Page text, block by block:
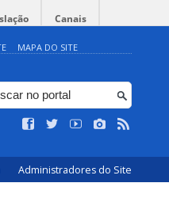
Canais
MAPA DO SITE
Administradores do Site